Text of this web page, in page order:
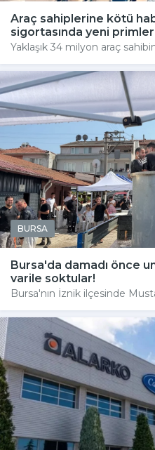
Araç sahiplerine kötü
sigortasında yeni primler
Yaklaşık 34 milyon araç
BURSA
Bursa'da damadı önce
varile soktular!
Bursa'nın İznik ilçesinde